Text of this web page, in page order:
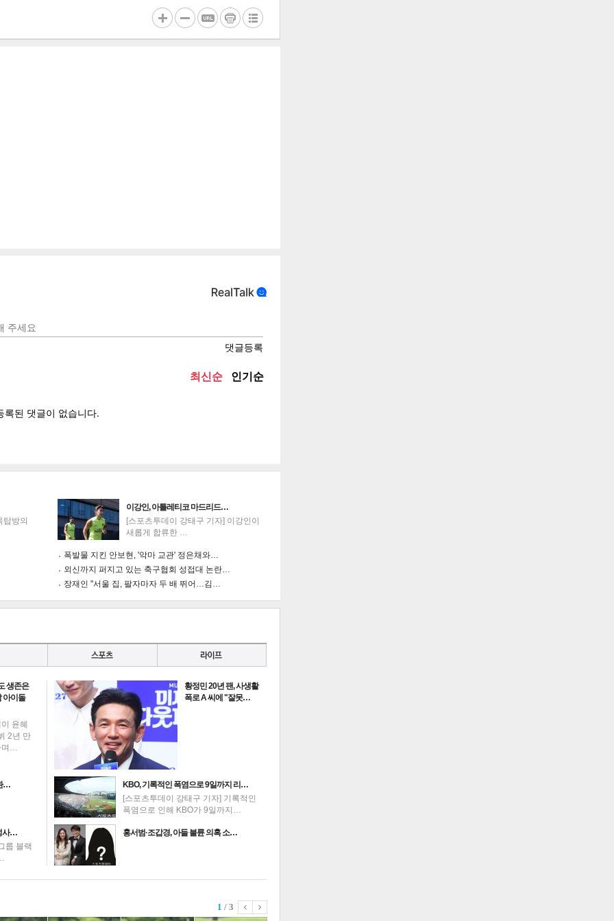
인쇄 목록
탑방의
이강인, 아틀레티코 마드리드…
[스포츠투데이 강태구 기자] 이강인이
새롭게 합류한 …
폭발물 지킨 안보현, '악마 교관' 정은채와…
외신까지 퍼지고 있는 축구협회 성접대 논란…
장재인 "서울 집, 팔자마자 두 배 뛰어…김…
생존은
이돌
윤혜
2년 만
며…
…
사…
룹 블랙
황정민 20년 팬, 사생활
폭로 A 씨에 "잘못…
KBO, 기록적인 폭염으로 9일까지 리…
[스포츠투데이 강태구 기자] 기록적인
폭염으로 인해 KBO가 9일까지…
홍서범·조갑경, 아들 불륜 의혹 소…
1 / 3